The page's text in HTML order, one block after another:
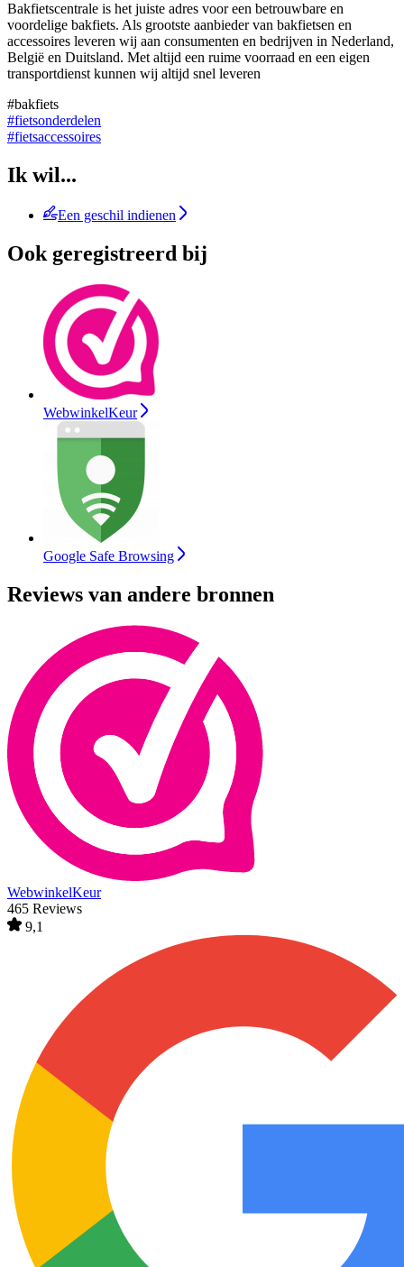
Bakfietscentrale is het juiste adres voor een betrouwbare en
voordelige bakfiets. Als grootste aanbieder van bakfietsen en
accessoires leveren wij aan consumenten en bedrijven in Nederland,
België en Duitsland. Met altijd een ruime voorraad en een eigen
transportdienst kunnen wij altijd snel leveren
#bakfiets
#fietsonderdelen
#fietsaccessoires
Ik wil...
Een geschil indienen
Ook geregistreerd bij
WebwinkelKeur
Google Safe Browsing
Reviews van andere bronnen
WebwinkelKeur
465 Reviews
9,1